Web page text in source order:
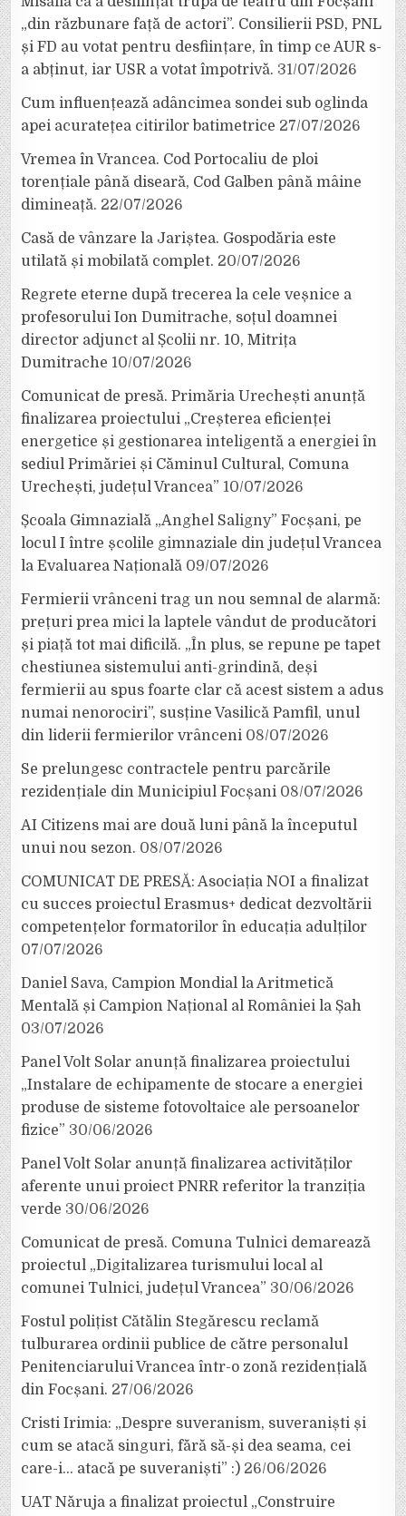
„din răzbunare față de actori”. Consilierii PSD, PNL
și FD au votat pentru desființare, în timp ce AUR s-
a abținut, iar USR a votat împotrivă. 31/07/2026
Cum influențează adâncimea sondei sub oglinda
apei acuratețea citirilor batimetrice 27/07/2026
Vremea în Vrancea. Cod Portocaliu de ploi
torențiale până diseară, Cod Galben până mâine
dimineață. 22/07/2026
Casă de vânzare la Jariștea. Gospodăria este
utilată și mobilată complet. 20/07/2026
Regrete eterne după trecerea la cele veșnice a
profesorului Ion Dumitrache, soțul doamnei
director adjunct al Școlii nr. 10, Mitrița
Dumitrache 10/07/2026
Comunicat de presă. Primăria Urechești anunță
finalizarea proiectului „Creșterea eficienței
energetice și gestionarea inteligentă a energiei în
sediul Primăriei și Căminul Cultural, Comuna
Urechești, județul Vrancea” 10/07/2026
Școala Gimnazială „Anghel Saligny” Focșani, pe
locul I între școlile gimnaziale din județul Vrancea
la Evaluarea Națională 09/07/2026
Fermierii vrânceni trag un nou semnal de alarmă:
prețuri prea mici la laptele vândut de producători
și piață tot mai dificilă. „În plus, se repune pe tapet
chestiunea sistemului anti-grindină, deși
fermierii au spus foarte clar că acest sistem a adus
numai nenorociri”, susține Vasilică Pamfil, unul
din liderii fermierilor vrânceni 08/07/2026
Se prelungesc contractele pentru parcările
rezidențiale din Municipiul Focșani 08/07/2026
AI Citizens mai are două luni până la începutul
unui nou sezon. 08/07/2026
COMUNICAT DE PRESĂ: Asociația NOI a finalizat
cu succes proiectul Erasmus+ dedicat dezvoltării
competențelor formatorilor în educația adulților
07/07/2026
Daniel Sava, Campion Mondial la Aritmetică
Mentală și Campion Național al României la Șah
03/07/2026
Panel Volt Solar anunță finalizarea proiectului
„Instalare de echipamente de stocare a energiei
produse de sisteme fotovoltaice ale persoanelor
fizice” 30/06/2026
Panel Volt Solar anunță finalizarea activităților
aferente unui proiect PNRR referitor la tranziția
verde 30/06/2026
Comunicat de presă. Comuna Tulnici demarează
proiectul „Digitalizarea turismului local al
comunei Tulnici, județul Vrancea” 30/06/2026
Fostul polițist Cătălin Stegărescu reclamă
tulburarea ordinii publice de către personalul
Penitenciarului Vrancea într-o zonă rezidențială
din Focșani. 27/06/2026
Cristi Irimia: „Despre suveranism, suveraniști și
cum se atacă singuri, fără să-și dea seama, cei
care-i… atacă pe suveraniști” :) 26/06/2026
UAT Năruja a finalizat proiectul „Construire